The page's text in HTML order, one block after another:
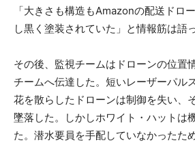
「大きさも構造もAmazonの配送ドロ
し黒く塗装されていた」と情報筋は語っ
その後、監視チームはドローンの位置
チームへ伝達した。短いレーザーパル
花を散らしたドローンは制御を失い、
墜落した。しかしホワイト・ハットは
た。潜水要員を手配していなかったた